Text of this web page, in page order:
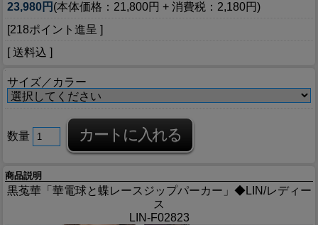
23,980円 (本体価格：21,800円 + 消費税：2,180円)
[218ポイント進呈 ]
[ 送料込 ]
サイズ／カラー
数量
商品説明
黒菟華「華電球と蝶レースジップパーカー」◆LIN/レディー
ス
LIN-F02823